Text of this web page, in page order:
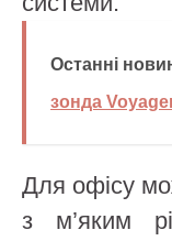
Останні
зонда
Для офісу
з м’яким